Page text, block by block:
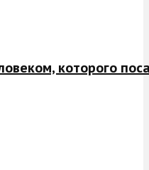
которого